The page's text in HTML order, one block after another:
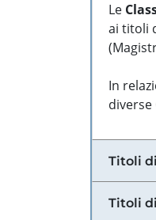
Le
ai titoli
In
diverse
Titoli
Titoli